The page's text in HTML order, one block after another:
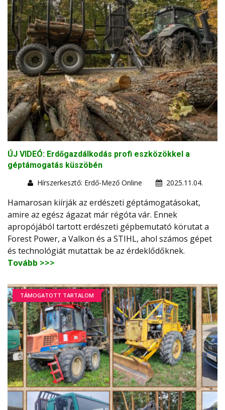
ÚJ VIDEÓ: Erdőgazdálkodás profi eszközökkel a
géptámogatás küszöbén
Hírszerkesztő: Erdő-Mező Online
2025.11.04.
Hamarosan kiírják az erdészeti géptámogatásokat,
amire az egész ágazat már régóta vár. Ennek
apropójából tartott erdészeti gépbemutató körutat a
Forest Power, a Valkon és a STIHL, ahol számos gépet
és technológiát mutattak be az érdeklődőknek.
Tovább >>>
TÁMOGATOTT TARTALOM